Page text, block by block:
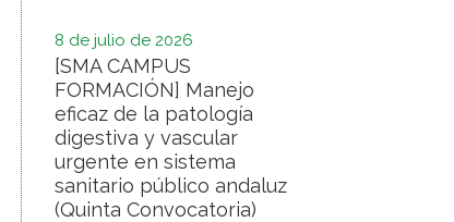
8 de julio de 2026
[SMA CAMPUS
FORMACIÓN] Manejo
eficaz de la patología
digestiva y vascular
urgente en sistema
sanitario público andaluz
(Quinta Convocatoria)